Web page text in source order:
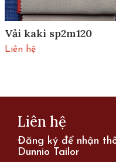
Vải kaki sp2m120
Liên hệ
Liên hệ
Đăng ký để nhận
Dunnio Tailor